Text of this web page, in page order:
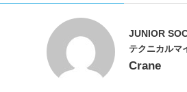
JUNIOR
テクニカルマ
Crane